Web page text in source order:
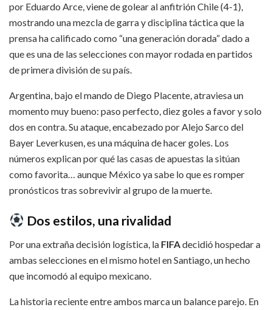
por Eduardo Arce, viene de golear al anfitrión Chile (4-1),
mostrando una mezcla de garra y disciplina táctica que la
prensa ha calificado como “una generación dorada” dado a
que es una de las selecciones con mayor rodada en partidos
de primera división de su país.
Argentina, bajo el mando de Diego Placente, atraviesa un
momento muy bueno: paso perfecto, diez goles a favor y solo
dos en contra. Su ataque, encabezado por Alejo Sarco del
Bayer Leverkusen, es una máquina de hacer goles. Los
números explican por qué las casas de apuestas la sitúan
como favorita… aunque México ya sabe lo que es romper
pronósticos tras sobrevivir al grupo de la muerte.
Dos estilos, una rivalidad
Por una extraña decisión logística, la FIFAdecidió hospedar a
ambas selecciones en el mismo hotel en Santiago, un hecho
que incomodó al equipo mexicano.
La historia reciente entre ambos marca un balance parejo. En